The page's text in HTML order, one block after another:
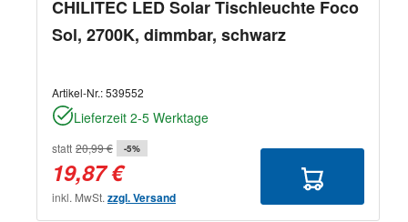
CHILITEC LED Solar Tischleuchte Foco
Sol, 2700K, dimmbar, schwarz
Artikel-Nr.:539552
Lieferzeit 2-5 Werktage
statt 20,99 € -5%
19,87 €
inkl. MwSt. zzgl. Versand